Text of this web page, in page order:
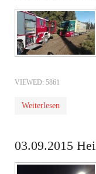
VIEWED: 5861
Weiterlesen
03.09.2015